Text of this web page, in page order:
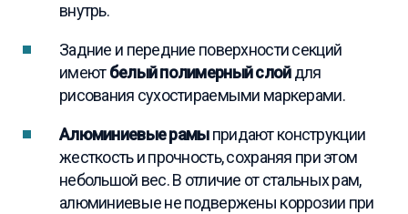
внутрь.
Задние и передние поверхности секций
имеютбелый полимерный слойдля
рисования сухостираемыми маркерами.
Алюминиевые рамыпридают конструкции
жесткость и прочность, сохраняя при этом
небольшой вес. В отличие от стальных рам,
алюминиевые не подвержены коррозии при